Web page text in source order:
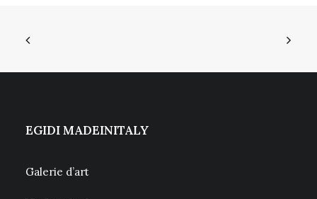
EGIDI MADEINITALY
Galerie d’art